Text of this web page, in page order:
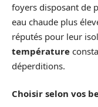
foyers disposant de
eau chaude plus
réputés pour leur
température
déperditions.
Choisir selon vos